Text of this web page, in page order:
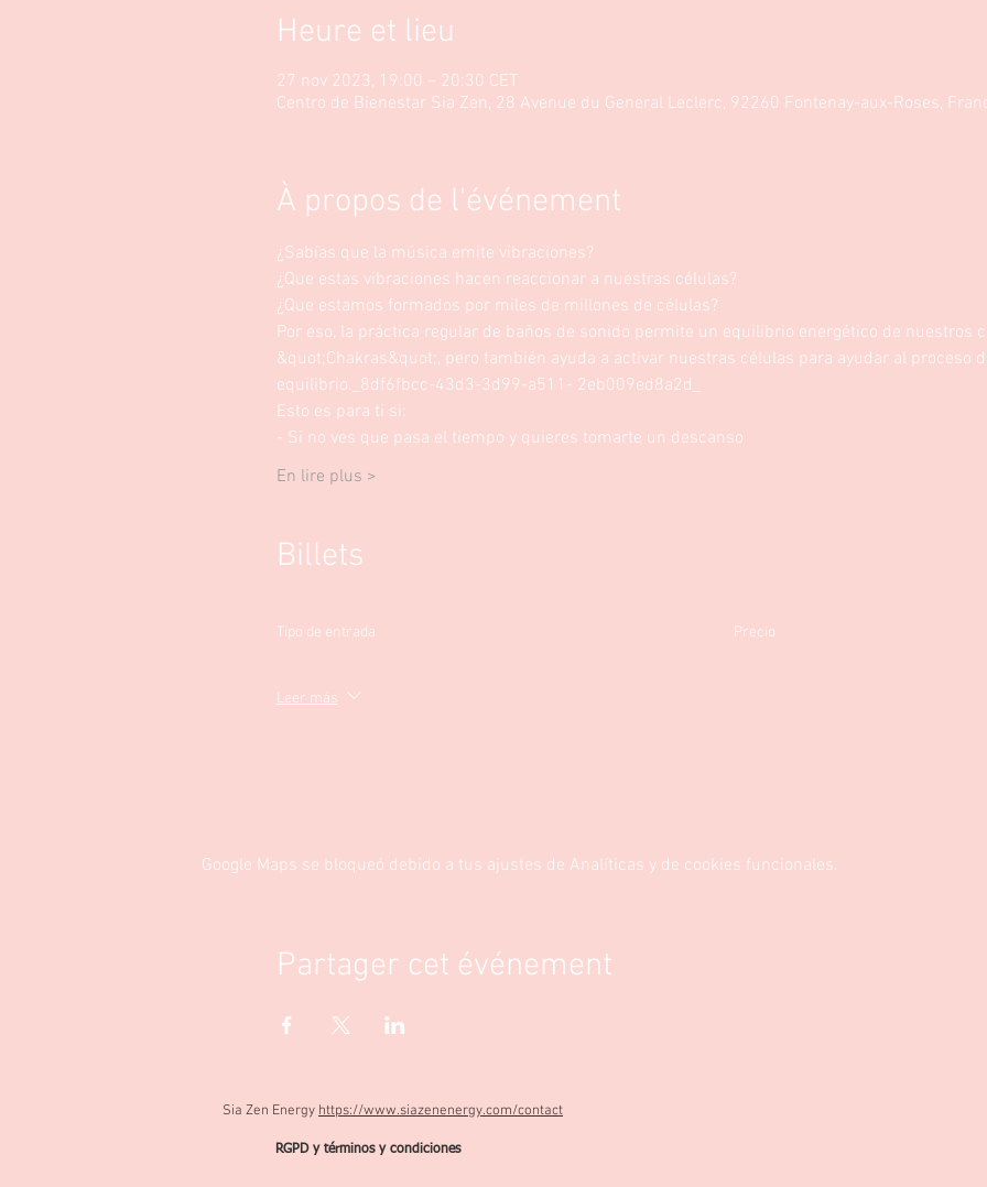
Heure et lieu
27 nov 2023, 19:00 – 20:30 CET
Centro de Bienestar Sia Zen, 28 Avenue du General Leclerc, 92260 Fontenay-aux-Roses,
À propos de l'événement
¿Sabías que la música emite vibraciones?
¿Que estas vibraciones hacen reaccionar a nuestras células?
¿Que estamos formados por miles de millones de células?
Por eso, la práctica regular de baños de sonido permite un equilibrio energético de nuestros
&quot;Chakras&quot;, pero también ayuda a activar nuestras células para ayudar al proceso
equilibrio._8df6fbcc-43d3-3d99-a511- 2eb009ed8a2d_
Esto es para ti si:
- Si no ves que pasa el tiempo y quieres tomarte un descanso
En lire plus >
Billets
Tipo de entrada
Leer más
Precio
Google Maps se bloqueó debido a tus ajustes de Analíticas y de cookies funcionales.
Partager cet événement
Sia Zen Energy https://www.siazenenergy.com/contact
RGPD y términos y condiciones